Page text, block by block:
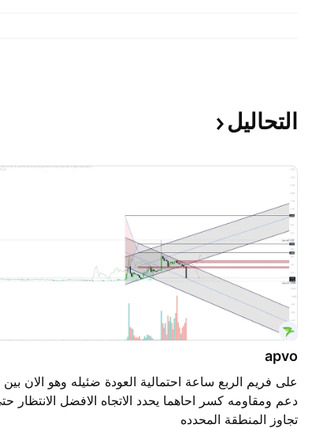
التحاليل
apvo
على فريم الربع ساعة احتمالية العودة ضئيله وهو الان بين
دعم ومقاومه كسر احاهما يحدد الاتجاه الافضل الانتظار
تجاوز المنطقة المحدده